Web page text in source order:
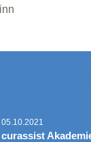
05.10.2021
curassist